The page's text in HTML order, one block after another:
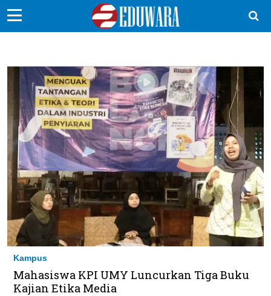
Sekolah Kita
Vokasi
Kampus
Idea
Sains
EduDana
Ikuti Kami di:
Kampus
Mahasiswa KPI UMY Luncurkan Tiga Buku
Kajian Etika Media